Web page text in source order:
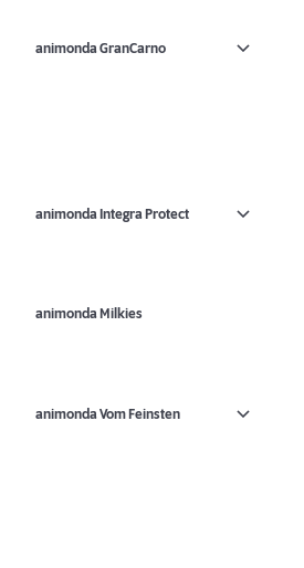
animonda GranCarno
animonda Integra Protect
animonda Milkies
animonda Vom Feinsten